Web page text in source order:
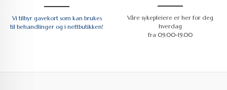
Vi tilbyr gavekort som kan brukes
til behandlinger og i nettbutikken!
Våre sykepleiere er her for deg
hverdag
fra 09.00-19.00